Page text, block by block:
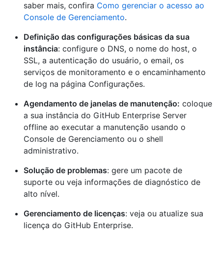
saber mais, confira Como gerenciar o acesso ao
Console de Gerenciamento.
Definição das configurações básicas da sua
instância: configure o DNS, o nome do host, o
SSL, a autenticação do usuário, o email, os
serviços de monitoramento e o encaminhamento
de log na página Configurações.
Agendamento de janelas de manutenção: coloque
a sua instância do GitHub Enterprise Server
offline ao executar a manutenção usando o
Console de Gerenciamento ou o shell
administrativo.
Solução de problemas: gere um pacote de
suporte ou veja informações de diagnóstico de
alto nível.
Gerenciamento de licenças: veja ou atualize sua
licença do GitHub Enterprise.